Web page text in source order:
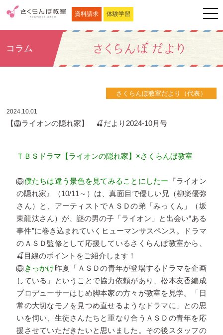
資料請求 体験学習
コラム
さくらんぼ教室だより（代表）
2024.10.01
【🦁ライオンの隠れ家】 🍒だより2024-10月号
ＴＢＳドラマ【ライオンの隠れ家】×さくらんぼ教室
🦁僕たちは違う景色を見てみることにしたー 『ライオン
の隠れ家』（10/11～）は、真面目で優しい兄（柳楽優弥
さん）と、アーティストでＡＳＤの弟「みっくん」（坂
東龍汰さん）が、謎の男の子「ライオン」と出会い“ある
事件”に巻き込まれていくヒューマンサスペンス。ドラマ
のＡＳＤ監修として応援しているさくらんぼ教室から、
🍒目線のポイントをご紹介します！
🦁 きっかけ昨夏「ＡＳＤの青年が登場するドラマを企画
している」ということで協力依頼があり、松本友香編成
プロデューサーはじめ脚本家の方々が教室を見学。「日
常の大切なモノを見つめ直せるようなドラマに」との思
いを伺い、生徒さんたちと重なり合うＡＳＤの青年を応
援させていただきたいと思いました。その後スタッフの